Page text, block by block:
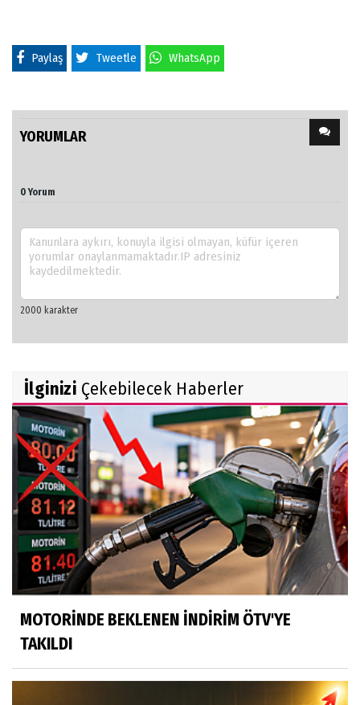
Paylaş Tweetle WhatsApp
YORUMLAR
0 Yorum
İlginizi Çekebilecek Haberler
MOTORİNDE BEKLENEN İNDİRİM ÖTV'YE
TAKILDI